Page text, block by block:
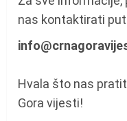
nas kontaktirati
Hvala što nas
Gora vijesti!